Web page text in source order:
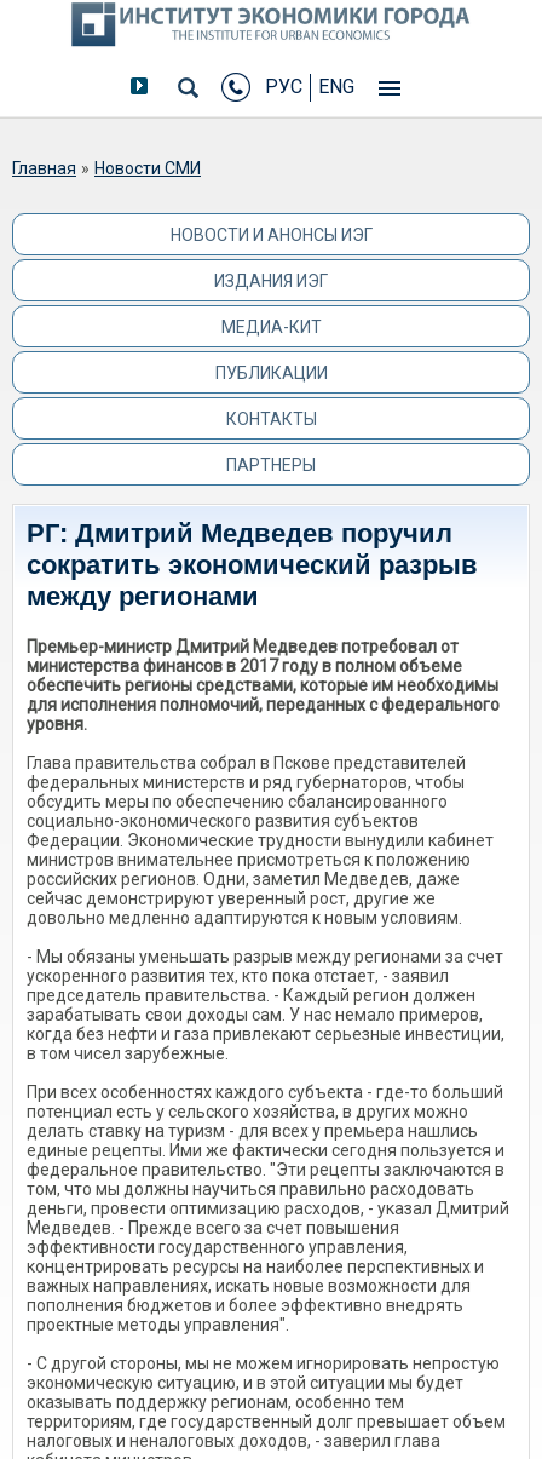
РУС ENG
Вы здесь
Главная » Новости СМИ
НОВОСТИ И АНОНСЫ ИЭГ
ИЗДАНИЯ ИЭГ
МЕДИА-КИТ
ПУБЛИКАЦИИ
КОНТАКТЫ
ПАРТНЕРЫ
РГ: Дмитрий Медведев поручил
сократить экономический разрыв
между регионами
Премьер-министр Дмитрий Медведев потребовал от
министерства финансов в 2017 году в полном объеме
обеспечить регионы средствами, которые им необходимы
для исполнения полномочий, переданных с федерального
уровня.
Глава правительства собрал в Пскове представителей
федеральных министерств и ряд губернаторов, чтобы
обсудить меры по обеспечению сбалансированного
социально-экономического развития субъектов
Федерации. Экономические трудности вынудили кабинет
министров внимательнее присмотреться к положению
российских регионов. Одни, заметил Медведев, даже
сейчас демонстрируют уверенный рост, другие же
довольно медленно адаптируются к новым условиям.
- Мы обязаны уменьшать разрыв между регионами за счет
ускоренного развития тех, кто пока отстает, - заявил
председатель правительства. - Каждый регион должен
зарабатывать свои доходы сам. У нас немало примеров,
когда без нефти и газа привлекают серьезные инвестиции,
в том чисел зарубежные.
При всех особенностях каждого субъекта - где-то больший
потенциал есть у сельского хозяйства, в других можно
делать ставку на туризм - для всех у премьера нашлись
единые рецепты. Ими же фактически сегодня пользуется и
федеральное правительство. "Эти рецепты заключаются в
том, что мы должны научиться правильно расходовать
деньги, провести оптимизацию расходов, - указал Дмитрий
Медведев. - Прежде всего за счет повышения
эффективности государственного управления,
концентрировать ресурсы на наиболее перспективных и
важных направлениях, искать новые возможности для
пополнения бюджетов и более эффективно внедрять
проектные методы управления".
- С другой стороны, мы не можем игнорировать непростую
экономическую ситуацию, и в этой ситуации мы будет
оказывать поддержку регионам, особенно тем
территориям, где государственный долг превышает объем
налоговых и неналоговых доходов, - заверил глава